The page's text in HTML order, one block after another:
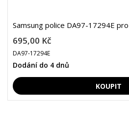
Samsung police DA97-17294E pro
695,00 Kč
DA97-17294E
Dodání do 4 dnů